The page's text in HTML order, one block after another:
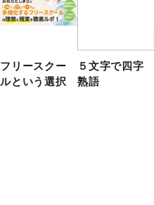
フリースクー
ルという選択
５文字で四字
熟語